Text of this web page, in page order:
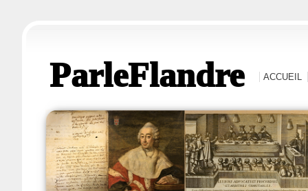
ParleFlandre ACCUEIL